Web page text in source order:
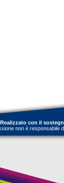
Realizzato con il
non è responsabile